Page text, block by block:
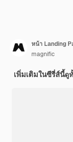
หน้า Landing
magnific
เพิ่มเติมในซีรี่ส์นี้ดู